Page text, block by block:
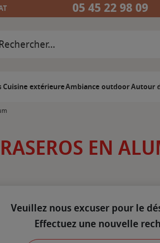
05 45 22 98 09
Cuisine extérieureAmbiance outdoorAutour
EN
Veuillez nous excuser pour le
Effectuez une nouvelle